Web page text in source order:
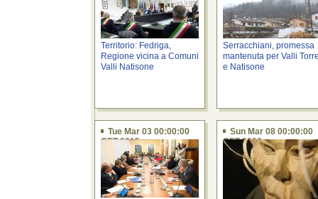
Territorio: Fedriga,
Regione vicina a Comuni
Valli Natisone
Serracchiani, promessa
mantenuta per Valli
e Natisone
Tue Mar 03 00:00:00
CET 2015
Sun Mar 08 00:00:00
CET 2009